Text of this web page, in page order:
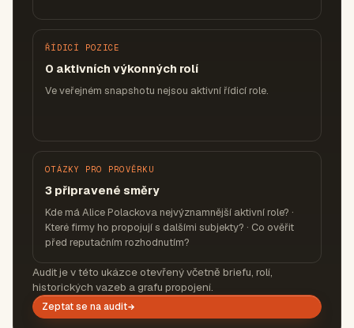
ŘÍDICÍ POZICE
0 aktivních výkonných rolí
Ve veřejném snapshotu nejsou aktivní řídicí role.
OTÁZKY PRO PROVĚRKU
3 připravené směry
Kde má Alice Polackova nejvýznamnější aktivní role? ·
Které firmy ho propojují s dalšími subjekty? · Co ověřit
před reputačním rozhodnutím?
Audit je v této ukázce otevřený včetně briefu, rolí,
historických vazeb a grafu propojení.
Zeptat se na audit